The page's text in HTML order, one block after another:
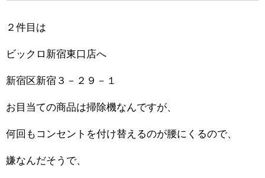
２件目は
ビックロ新宿東口店へ
新宿区新宿３－２９－１
お目当ての商品は掃除機なんですが、
何回もコンセントを付け替えるのが腰にくるので、
嫌なんだそうで、